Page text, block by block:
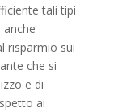
tali tipi
risparmio sui
che si
e di
ai